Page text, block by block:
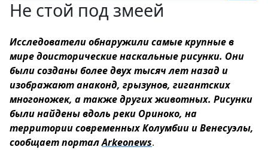
Не стой под змеей
Исследователи обнаружили самые крупные в
мире доисторические наскальные рисунки. Они
были созданы более двух тысяч лет назад и
изображают анаконд, грызунов, гигантских
многоножек, а также других животных. Рисунки
были найдены вдоль реки Ориноко, на
территории современных Колумбии и Венесуэлы,
сообщает порталArkeonews.